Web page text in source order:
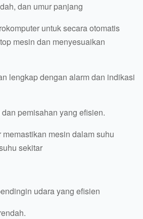
dan umur panjang
untuk secara otomatis
mesin dan menyesuaikan
lengkap dengan alarm dan indikasi
pemisahan yang efisien.
mesin dalam suhu
sekitar
udara yang efisien